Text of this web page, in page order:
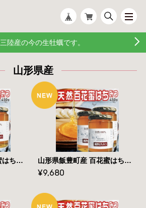
三陸産の今の生牡蠣です。
山形県産
山形県飯豊町産 百花蜜はちみつ450g×5瓶 国産蜂蜜100% 無添加 送料無料 山形県飯豊町産 百花蜜はちみつ450g×3瓶 国産蜂蜜100% 無添加 送料無料
¥9,680